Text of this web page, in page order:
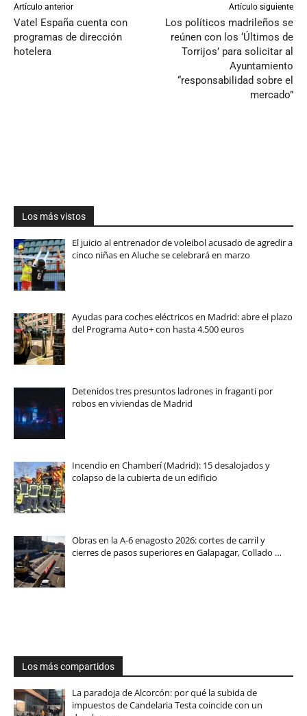
Artículo anterior
Vatel España cuenta con
programas de dirección
hotelera
Artículo siguiente
Los políticos madrileños se
reúnen con los ‘Últimos de
Torrijos’ para solicitar al
Ayuntamiento
“responsabilidad sobre el
mercado”
Los más vistos
El juicio al entrenador de voleibol acusado de agredir a
cinco niñas en Aluche se celebrará en marzo
Ayudas para coches eléctricos en Madrid: abre el plazo
del Programa Auto+ con hasta 4.500 euros
Detenidos tres presuntos ladrones in fraganti por
robos en viviendas de Madrid
Incendio en Chamberí (Madrid): 15 desalojados y
colapso de la cubierta de un edificio
Obras en la A-6 enagosto 2026: cortes de carril y
cierres de pasos superiores en Galapagar, Collado …
Los más compartidos
La paradoja de Alcorcón: por qué la subida de
impuestos de Candelaria Testa coincide con un